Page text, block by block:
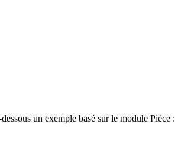
un exemple basé sur le module Pièce :